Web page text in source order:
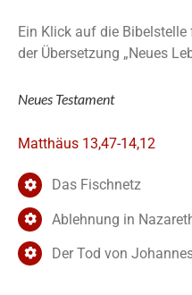
Ein Klick auf die
der Übersetzung „Neues
Neues Testament
Matthäus 13,47-14,12
Das Fischnetz
Ablehnung in
Der Tod von